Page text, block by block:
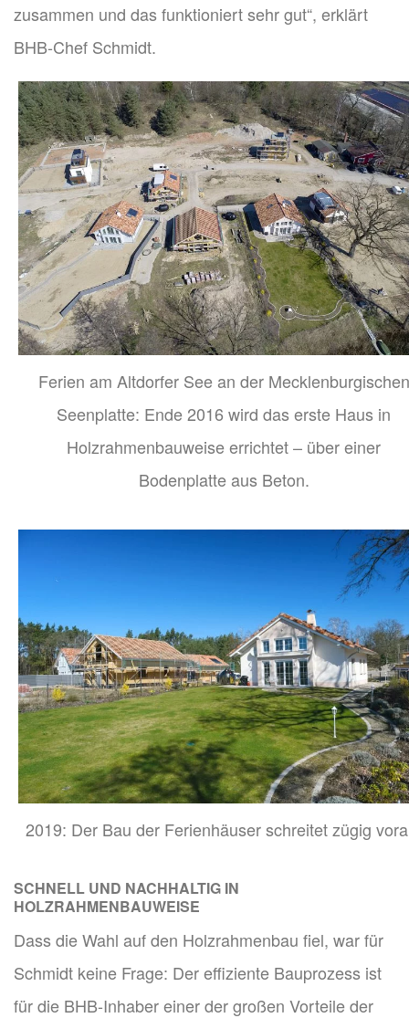
zusammen und das funktioniert sehr gut“, erklärt
BHB-Chef Schmidt.
Ferien am Altdorfer See an der Mecklenburgischen
Seenplatte: Ende 2016 wird das erste Haus in
Holzrahmenbauweise errichtet – über einer
Bodenplatte aus Beton.
2019: Der Bau der Ferienhäuser schreitet zügig
SCHNELL UND NACHHALTIG IN
HOLZRAHMENBAUWEISE
Dass die Wahl auf den Holzrahmenbau fiel, war für
Schmidt keine Frage: Der effiziente Bauprozess ist
für die BHB-Inhaber einer der großen Vorteile der